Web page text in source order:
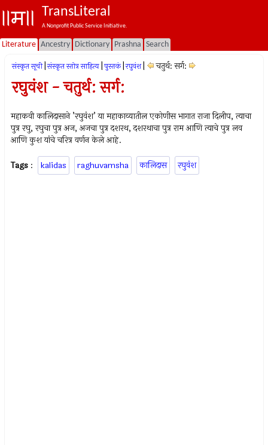
TransLiteral
A Nonprofit Public Service Initiative.
Literature Ancestry Dictionary Prashna Search
संस्कृत सूची संस्कृत स्तोत्र साहित्य पुस्तकं रघुवंश चतुर्थ: सर्ग:
रघुवंश - चतुर्थ: सर्ग:
महाकवी कालिदासाने ’रघुवंश’ या महाकाव्यातील एकोणीस भागात राजा दिलीप, त्याचा
पुत्र रघु, रघुचा पुत्र अज, अजचा पुत्र दशरथ, दशरथाचा पुत्र राम आणि त्याचे पुत्र लव
आणि कुश यांचे चरित्र वर्णन केले आहे.
Tags : kalidas raghuvamsha कालिदास रघुवंश